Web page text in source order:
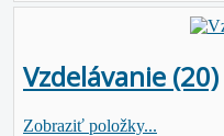
Vzdelávanie (20)
Zobraziť položky...